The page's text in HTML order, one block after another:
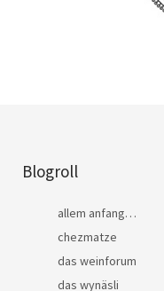
Blogroll
allem anfang…
chezmatze
das weinforum
das wynäsli